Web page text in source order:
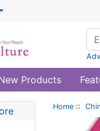
Products
Home ::